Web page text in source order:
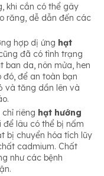
khi cắn có thể gây
răng, dễ dẫn đến các
hợp dị ứng hạt
đã có tình trạng
ban da, nôn mửa, hen
đó, để an toàn bạn
và tăng dần lên và
chỉ riêng hạt hướng
để lâu có thể bị nấm
bị chuyển hóa tích lũy
cadmium. Chất
như các bệnh